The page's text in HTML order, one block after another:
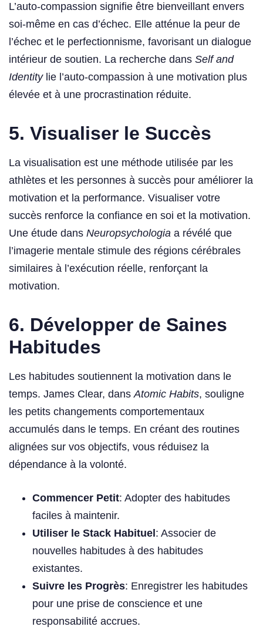
L’auto-compassion signifie être bienveillant envers
soi-même en cas d’échec. Elle atténue la peur de
l’échec et le perfectionnisme, favorisant un dialogue
intérieur de soutien. La recherche dans Self and
Identitylie l’auto-compassion à une motivation plus
élevée et à une procrastination réduite.
5. Visualiser le Succès
La visualisation est une méthode utilisée par les
athlètes et les personnes à succès pour améliorer la
motivation et la performance. Visualiser votre
succès renforce la confiance en soi et la motivation.
Une étude dans Neuropsychologia a révélé que
l’imagerie mentale stimule des régions cérébrales
similaires à l’exécution réelle, renforçant la
motivation.
6. Développer de Saines
Habitudes
Les habitudes soutiennent la motivation dans le
temps. James Clear, dansAtomic Habits, souligne
les petits changements comportementaux
accumulés dans le temps. En créant des routines
alignées sur vos objectifs, vous réduisez la
dépendance à la volonté.
Commencer Petit: Adopter des habitudes
faciles à maintenir.
Utiliser le Stack Habituel : Associer de
nouvelles habitudes à des habitudes
existantes.
Suivre les Progrès: Enregistrer les habitudes
pour une prise de conscience et une
responsabilité accrues.